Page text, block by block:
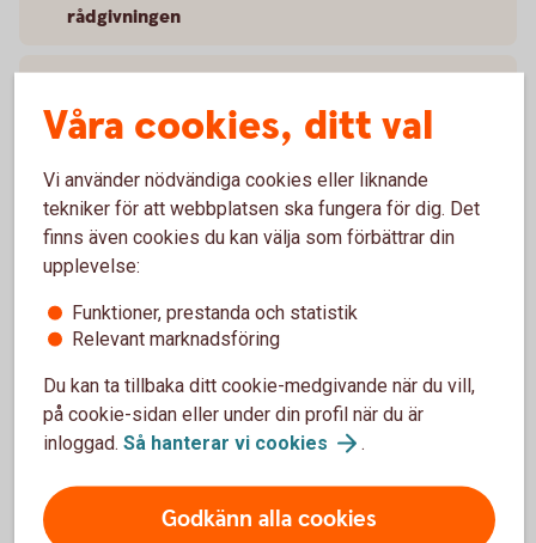
rådgivningen
konsekvenser för hållbarhetsfaktorer
Vad är hållbarhetsrisker?
Lär dig mer om hållbarhet i fonder
och investeringar
Mer om hållbarhet och investeringar
Hållbart
sparande
Våra cookies, ditt val
Vi använder nödvändiga cookies eller liknande
tekniker för att webbplatsen ska fungera för dig. Det
finns även cookies du kan välja som förbättrar din
upplevelse:
Funktioner, prestanda och statistik
Relevant marknadsföring
Du kan ta tillbaka ditt cookie-medgivande när du vill,
på cookie-sidan eller under din profil när du är
inloggad. Så hanterar vi cookies .
Godkänn alla cookies